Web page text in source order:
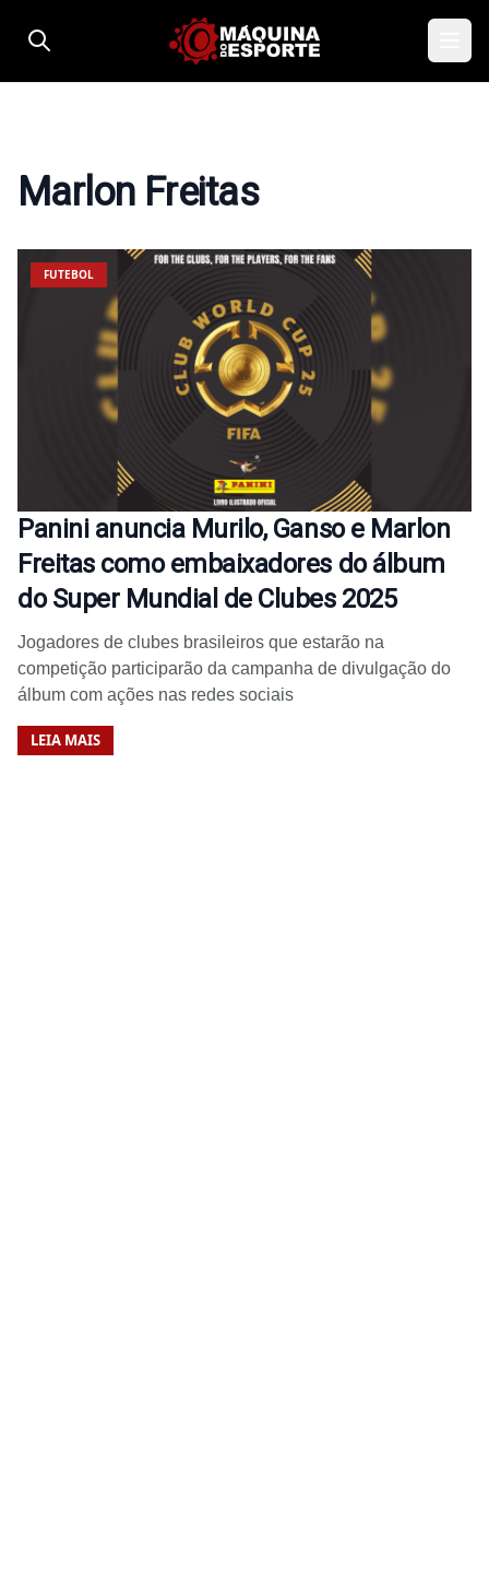
Marlon Freitas
FUTEBOL
Panini anuncia Murilo, Ganso e Marlon
Freitas como embaixadores do álbum
do Super Mundial de Clubes 2025
Jogadores de clubes brasileiros que estarão na
competição participarão da campanha de divulgação do
álbum com ações nas redes sociais
LEIA MAIS